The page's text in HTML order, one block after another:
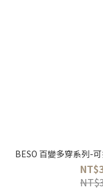
BESO 百變多穿系列-